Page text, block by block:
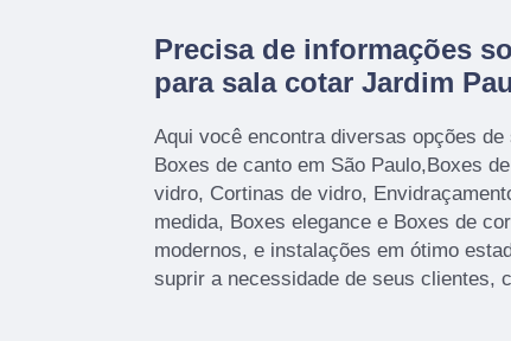
Precisa de informações
para sala cotar Jardim
Aqui você encontra diversas opções
Boxes de canto em São Paulo,Boxes
vidro, Cortinas de vidro,
medida, Boxes elegance e Boxes de
modernos, e instalações em ótimo
suprir a necessidade de seus clientes,